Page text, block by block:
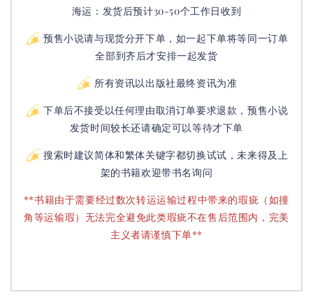
海运：发货后预计30-50个工作日收到
预售小说请与现货分开下单，如一起下单将等同一订单
全部到齐后才安排一起发货
所有资讯以出版社最终资讯为准
下单后不接受以任何理由取消订单要求退款，预售小说
发货时间较长还请确定可以等待才下单
搜索时建议简体和繁体关键字都切换试试，未来得及上
架的书籍欢迎带书名询问
**书籍由于需要经过数次转运运输过程中带来的瑕疵（如撞
角等运输瑕）无法完全避免此类瑕疵不在售后范围内，完美
主义者请谨慎下单**